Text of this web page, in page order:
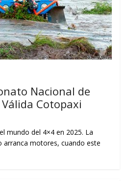
Nacional de
Cotopaxi
mundo del 4×4 en 2025. La
arranca motores, cuando este